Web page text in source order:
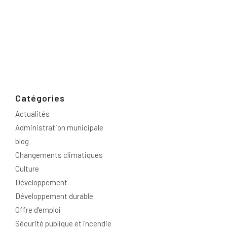
Catégories
Actualités
Administration municipale
blog
Changements climatiques
Culture
Développement
Développement durable
Offre d'emploi
Sécurité publique et incendie